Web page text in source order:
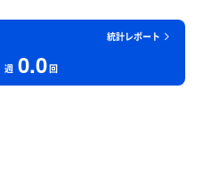
統計レポート
週 0.0回